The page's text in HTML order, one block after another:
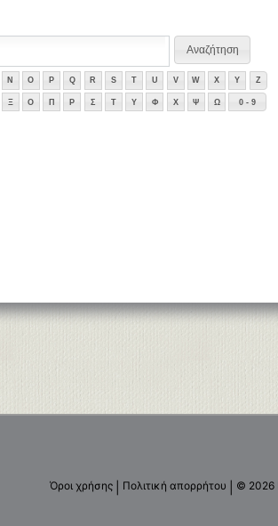
N O P Q R S T U V W X Y Z
Ξ Ο Π Ρ Σ Τ Υ Φ Χ Ψ Ω 0 - 9